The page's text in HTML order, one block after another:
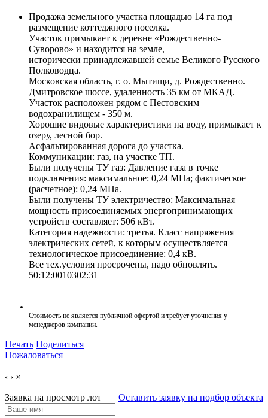
Продажа земельного участка площадью 14 га под
размещение коттеджного поселка.
Участок примыкает к деревне «Рождественно-
Суворово» и находится на земле,
исторически принадлежавшей семье Великого Русского
Полководца.
Московская область, г. о. Мытищи, д. Рождественно.
Дмитровское шоссе, удаленность 35 км от МКАД.
Участок расположен рядом с Пестовским
водохранилищем - 350 м.
Хорошие видовые характеристики на воду, примыкает к
озеру, лесной бор.
Асфальтированная дорога до участка.
Коммуникации: газ, на участке ТП.
Были получены ТУ газ: Давление газа в точке
подключения: максимальное: 0,24 MПa; фактическое
(расчетное): 0,24 MПa.
Были получены ТУ электричество: Максимальная
мощность присоединяемых энергопринимающих
устройств составляет: 506 кВт.
Категория надежности: третья. Класс напряжения
электрических сетей, к которым осуществляется
технологическое присоединение: 0,4 кВ.
Все тех.условия просрочены, надо обновлять.
50:12:0010302:31
Стоимость не является публичной офертой и требует уточнения у
менеджеров компании.
Печать Поделиться
Пожаловаться
‹ › ×
Оставить заявку на подбор объекта
Заявка на просмотр лот